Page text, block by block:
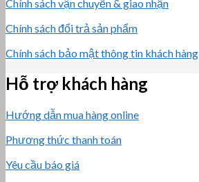
Chính sách vận chuyển & giao nhận
Chính sách đổi trả sản phẩm
Chính sách bảo mật thông tin khách hàng
Hỗ trợ khách hàng
Hướng dẫn mua hàng online
Phương thức thanh toán
Yêu cầu báo giá